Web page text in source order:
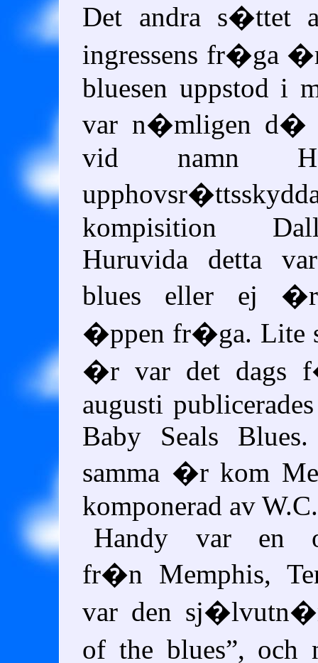
Det andra s�ttet
ingressens fr�ga
bluesen uppstod i
var n�mligen d�
vid namn
kompisition
Huruvida detta
blues eller ej �r
�ppen fr�ga. Lite
�r var det dags
augusti
Baby Seals
samma �r kom
komponerad av
Handy var en
fr�n Memphis,
var den
of the blues , och